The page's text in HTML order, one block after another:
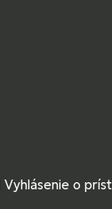
Vyhlásenie o